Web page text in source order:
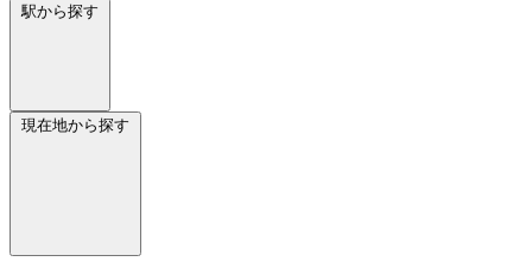
駅から探す
現在地から探す